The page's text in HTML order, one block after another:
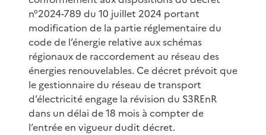
n°2024-789 du 10 juillet 2024 portant
modification de la partie réglementaire du
code de l’énergie relative aux schémas
régionaux de raccordement au réseau des
énergies renouvelables. Ce décret prévoit que
le gestionnaire du réseau de transport
d’électricité engage la révision du S3REnR
dans un délai de 18 mois à compter de
l’entrée en vigueur dudit décret.